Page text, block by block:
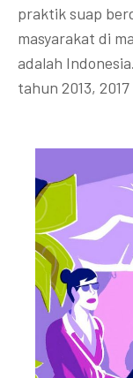
praktik suap
masyarakat di
adalah
tahun 2013,